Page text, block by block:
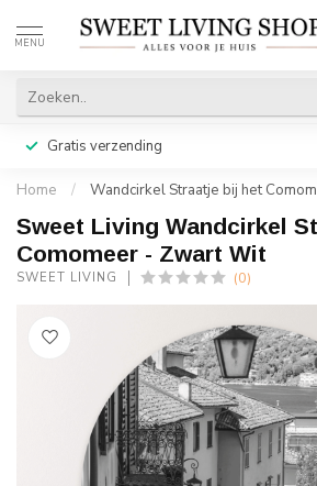
MENU
Gratis verzending
Home / Wandcirkel Straatje bij het
Sweet Living Wandcirkel
Comomeer - Zwart Wit
SWEET LIVING (0)